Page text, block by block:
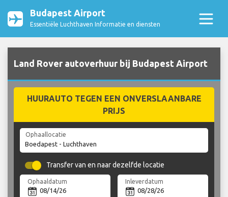
Budapest Airport
Essentiële Luchthaven Informatie en diensten
Land Rover autoverhuur bij Budapest Airport
HUURAUTO TEGEN EEN ONVERSLAANBARE
PRIJS
Ophaallocatie
Transfer van en naar dezelfde locatie
Ophaaldatum Inleverdatum